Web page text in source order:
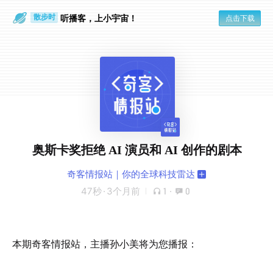
散步时 听播客，上小宇宙！ 点击下载
奥斯卡奖拒绝 AI 演员和 AI 创作的剧本
奇客情报站｜你的全球科技雷达
47秒· 3个月前 1 · 0
本期奇客情报站，主播孙小美将为您播报：